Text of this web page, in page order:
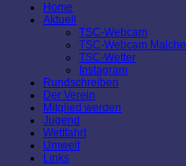
Home
Aktuell
TSC-Webcam
TSC-Webcam Malche
TSC-Wetter
Instagram
Rundschreiben
Der Verein
Mitglied werden
Jugend
Wettfahrt
Umwelt
Links